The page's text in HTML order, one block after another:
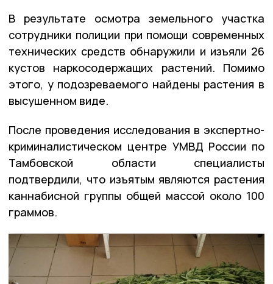
В результате осмотра земельного участка
сотрудники полиции при помощи современных
технических средств обнаружили и изъяли 26
кустов наркосодержащих растений. Помимо
этого, у подозреваемого найдены растения в
высушенном виде.
После проведения исследования в экспертно-
криминалистическом центре УМВД России по
Тамбовской области специалисты
подтвердили, что изъятым являются растения
каннабисной группы общей массой около 100
граммов.